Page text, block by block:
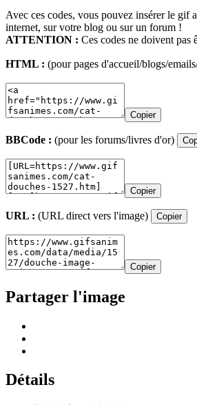
Avec ces codes, vous pouvez insérer le gif
internet, sur votre blog ou sur un forum !
ATTENTION : Ces codes ne doivent pas
HTML : (pour pages d'accueil/blogs/
Copier
BBCode : (pour les forums/livres d'or)
Copier
URL : (URL direct vers l'image) Copier
Copier
Partager l'image
Détails